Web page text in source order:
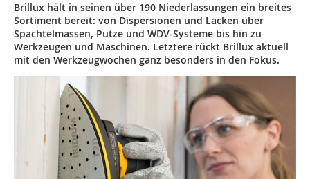
Brillux hält in seinen über 190 Niederlassungen ein breites
Sortiment bereit: von Dispersionen und Lacken über
Spachtelmassen, Putze und WDV-Systeme bis hin zu
Werkzeugen und Maschinen. Letztere rückt Brillux aktuell
mit den Werkzeugwochen ganz besonders in den Fokus.